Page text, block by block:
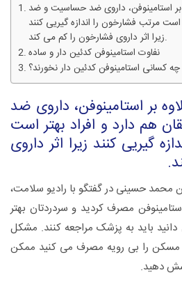
استامینوفن، داروی ضد حساسیت و ضد
است مرتب فشارخون را اندازه گیریی کنند
زیرا اثر داروی فشارخون را کم می کند.
نفاوت استامینوفن کدئین دار و ساده
چه کسانی استامینوفن کدئین دار نخورند؟
بر استامینوفن، داروی ضد
هم دارد و افراد بهتر است
گیریی کنند زیرا اثر داروی
محمد حسینی در گفتگو با رادیو سلامت،
شما ۱، ۲ و ۳ روز استامینوفن مصرف کردید و سردردتان بهتر
باید به پزشک مراجعه کنند. مشکل
را بی رویه مصرف می کنید ممکن
دهید.